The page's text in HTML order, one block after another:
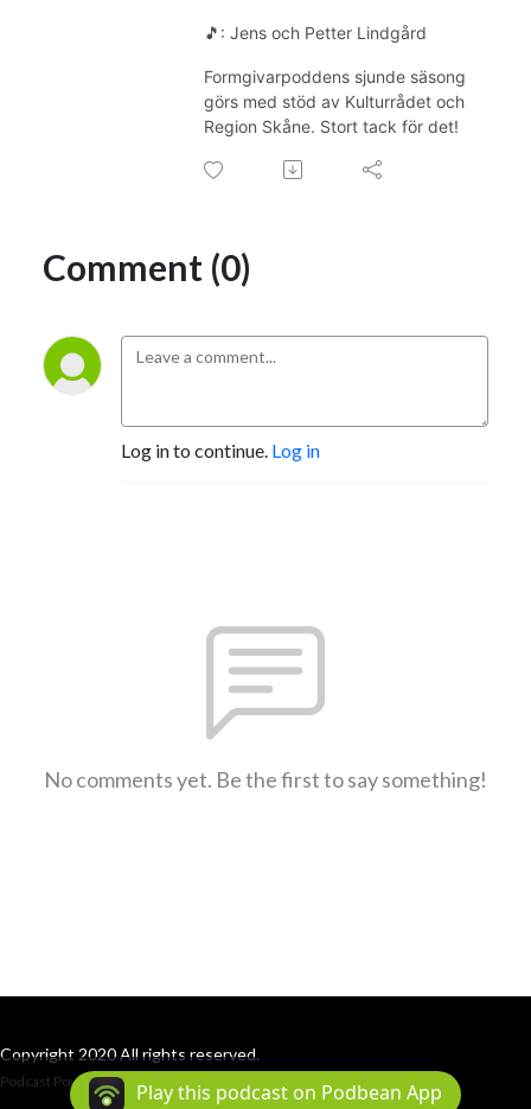
🎵: Jens och Petter Lindgård
Formgivarpoddens sjunde säsong
görs med stöd av Kulturrådet och
Region Skåne. Stort tack för det!
Comment (0)
Log in to continue. Log in
No comments yet. Be the first to say something!
Copyright 2020 All rights reserved.
Podcast Powered By Podbean
Play this podcast on Podbean App